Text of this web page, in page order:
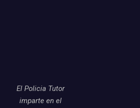
El Policia Tutor
imparte en el